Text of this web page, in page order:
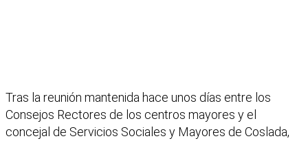
Tras la reunión mantenida hace unos días entre los
Consejos Rectores de los centros mayores y el
concejal de Servicios Sociales y Mayores de Coslada,